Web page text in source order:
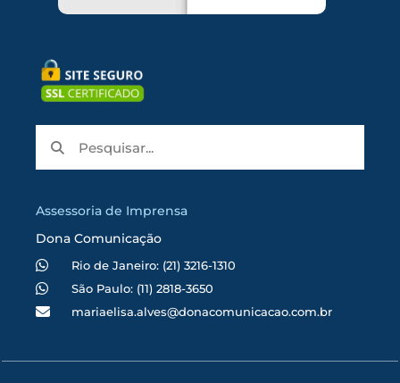
Assessoria de Imprensa
Dona Comunicação
Rio de Janeiro: (21) 3216-1310
São Paulo: (11) 2818-3650
mariaelisa.alves@donacomunicacao.com.br